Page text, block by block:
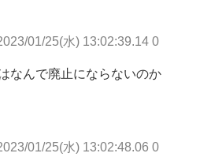
01/25(水) 13:02:39.14 0
なんで廃止にならないのか
01/25(水) 13:02:48.06 0